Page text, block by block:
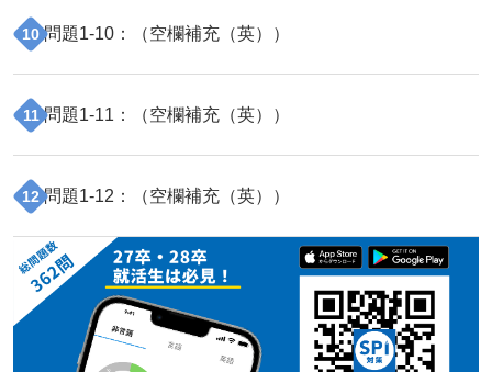
10 問題1-10 ：（空欄補充（英） ）
11 問題1-11 ：（空欄補充（英） ）
12 問題1-12 ：（空欄補充（英） ）